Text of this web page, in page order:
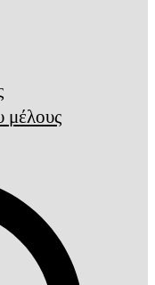
μέλους